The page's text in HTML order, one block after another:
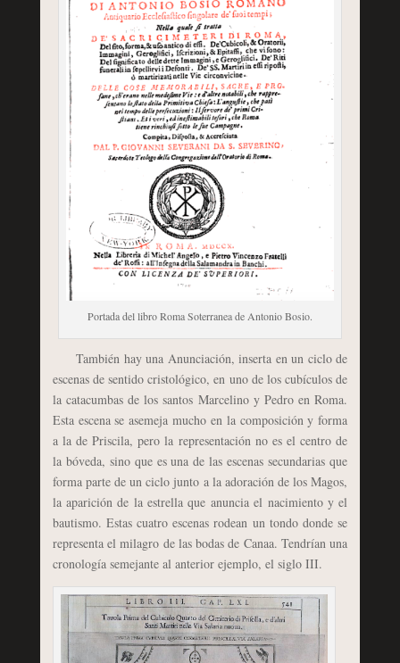
Portada del libro Roma Soterranea de Antonio Bosio.
También hay una Anunciación, inserta en un ciclo de
escenas de sentido cristológico, en uno de los cubículos de
la catacumbas de los santos Marcelino y Pedro en Roma.
Esta escena se asemeja mucho en la composición y forma
a la de Priscila, pero la representación no es el centro de
la bóveda, sino que es una de las escenas secundarias que
forma parte de un ciclo junto a la adoración de los Magos,
la aparición de la estrella que anuncia el nacimiento y el
bautismo. Estas cuatro escenas rodean un tondo donde se
representa el milagro de las bodas de Canaa. Tendrían una
cronología semejante al anterior ejemplo, el siglo III.